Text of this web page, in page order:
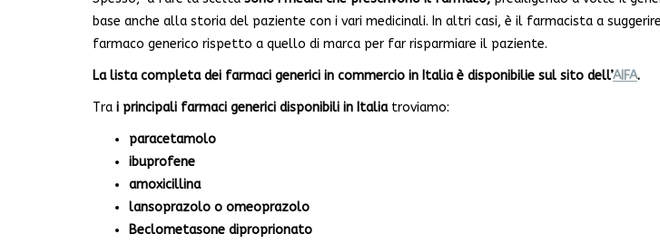
base anche alla storia del paziente con i vari medicinali. In altri casi, è il farmacista a
farmaco generico rispetto a quello di marca per far risparmiare il paziente.
La lista completa dei farmaci generici in commercio in Italia è disponibilie sul sito dell’AIFA.
Tra i principali farmaci generici disponibili in Italiatroviamo:
paracetamolo
ibuprofene
amoxicillina
lansoprazolo o omeoprazolo
Beclometasone diproprionato